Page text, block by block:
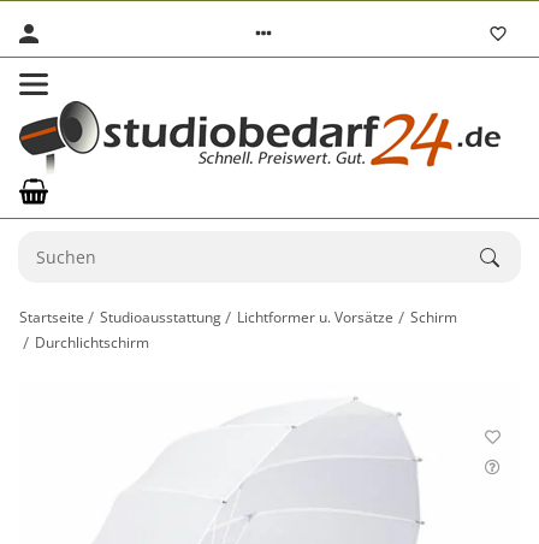
Startseite Studioausstattung Lichtformer u. Vorsätze
Schirm
Durchlichtschirm